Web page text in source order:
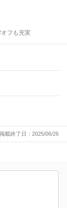
フも充実
掲載終了日：2025/06/26